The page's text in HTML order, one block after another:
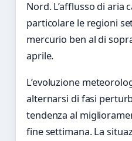
Nord. L’afflusso di aria
particolare le regioni
mercurio ben al di
aprile.
L’evoluzione
alternarsi di fasi
tendenza al
fine settimana. La